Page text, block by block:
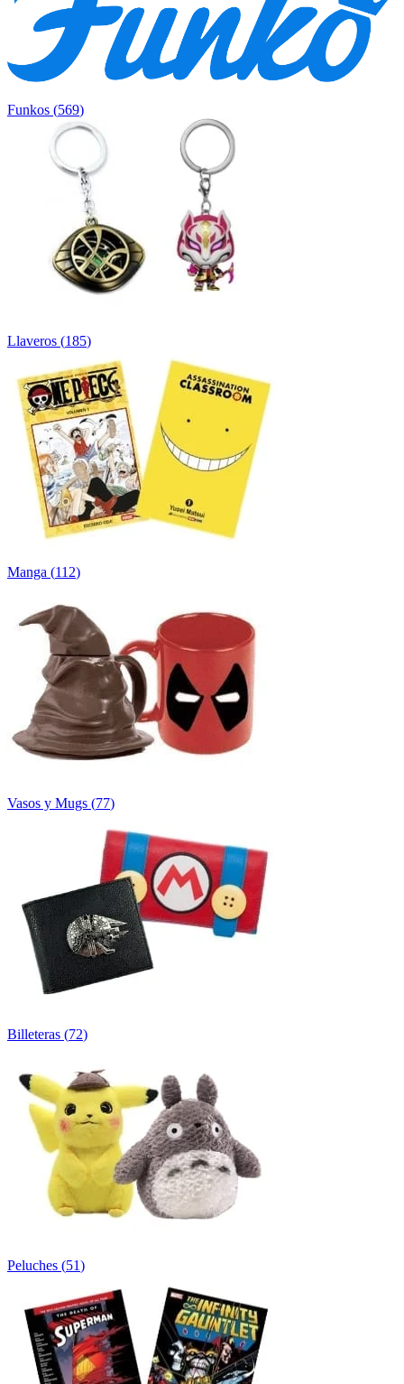
Funkos (569)
Llaveros (185)
Manga (112)
Vasos y Mugs (77)
Billeteras (72)
Peluches (51)